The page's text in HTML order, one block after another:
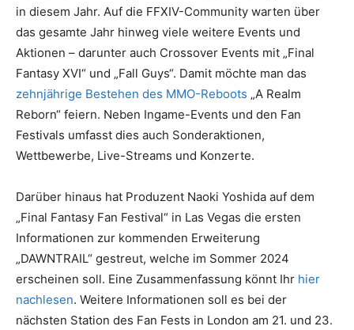
in diesem Jahr. Auf die FFXIV-Community warten über
das gesamte Jahr hinweg viele weitere Events und
Aktionen – darunter auch Crossover Events mit „Final
Fantasy XVI“ und „Fall Guys“. Damit möchte man das
zehnjährige Bestehen des MMO-Reboots „A Realm
Reborn“ feiern. Neben Ingame-Events und den Fan
Festivals umfasst dies auch Sonderaktionen,
Wettbewerbe, Live-Streams und Konzerte.
Darüber hinaus hat Produzent Naoki Yoshida auf dem
„Final Fantasy Fan Festival“ in Las Vegas die ersten
Informationen zur kommenden Erweiterung
„DAWNTRAIL“ gestreut, welche im Sommer 2024
erscheinen soll. Eine Zusammenfassung könnt Ihr hier
nachlesen. Weitere Informationen soll es bei der
nächsten Station des Fan Fests in London am 21. und 23.